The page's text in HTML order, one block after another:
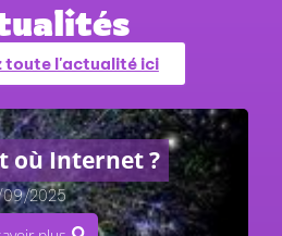
toute l'actualité ici
où Internet ?
2025/